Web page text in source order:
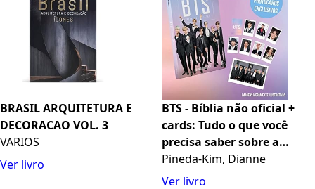
BRASIL ARQUITETURA E
DECORACAO VOL. 3
VARIOS
Ver livro
BTS - Bíblia não oficial +
cards: Tudo o que você
precisa saber sobre a
maior sensação do K-pop
Pineda-Kim, Dianne
Ver livro